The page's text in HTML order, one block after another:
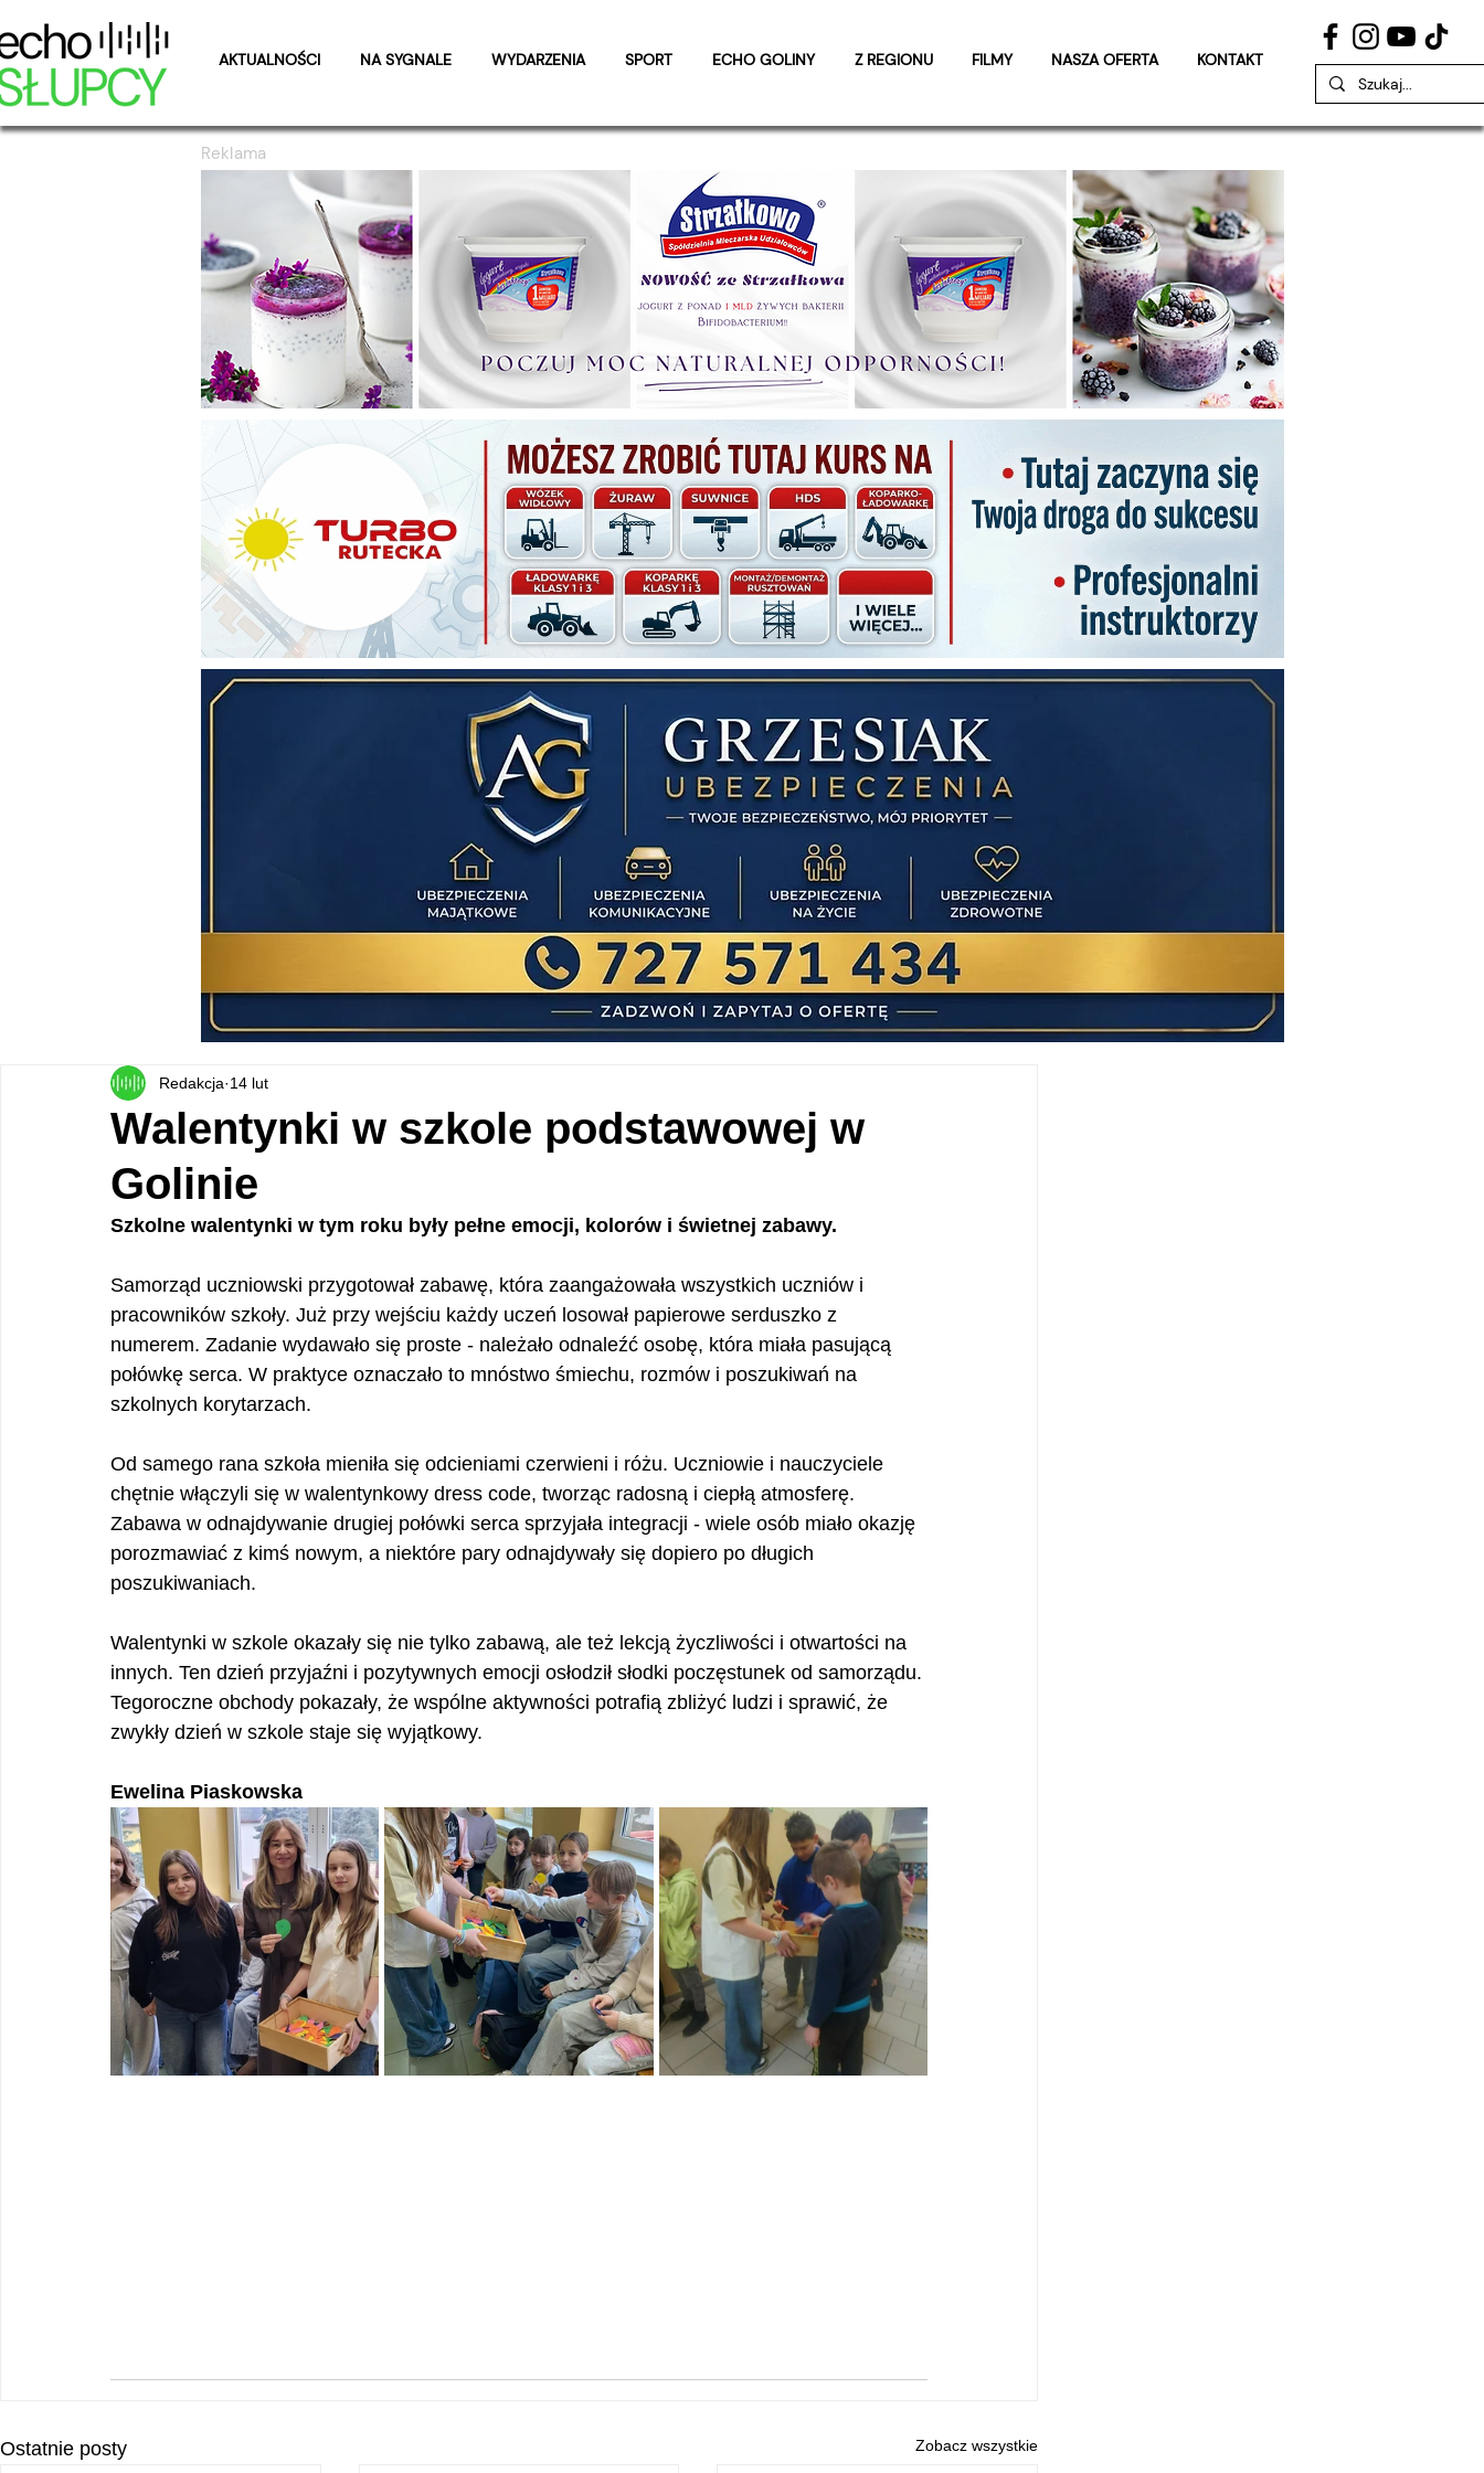
AKTUALNOŚCI NA SYGNALE WYDARZENIA SPORT ECHO GOLINY Z REGIONU FILMY NASZA OFERTA KONTAKT
Reklama
Walentynki w szkole podstawowej w
Golinie
Redakcja 14 lut
Szkolne walentynki w tym roku były pełne emocji, kolorów i świetnej zabawy.
Samorząd uczniowski przygotował zabawę, która zaangażowała wszystkich uczniów i
pracowników szkoły. Już przy wejściu każdy uczeń losował papierowe serduszko z
numerem. Zadanie wydawało się proste - należało odnaleźć osobę, która miała pasującą
połówkę serca. W praktyce oznaczało to mnóstwo śmiechu, rozmów i poszukiwań na
szkolnych korytarzach.
Od samego rana szkoła mieniła się odcieniami czerwieni i różu. Uczniowie i nauczyciele
chętnie włączyli się w walentynkowy dress code, tworząc radosną i ciepłą atmosferę.
Zabawa w odnajdywanie drugiej połówki serca sprzyjała integracji - wiele osób miało okazję
porozmawiać z kimś nowym, a niektóre pary odnajdywały się dopiero po długich
poszukiwaniach.
Walentynki w szkole okazały się nie tylko zabawą, ale też lekcją życzliwości i otwartości na
innych. Ten dzień przyjaźni i pozytywnych emocji osłodził słodki poczęstunek od samorządu.
Tegoroczne obchody pokazały, że wspólne aktywności potrafią zbliżyć ludzi i sprawić, że
zwykły dzień w szkole staje się wyjątkowy.
Ewelina Piaskowska
Ostatnie posty Zobacz wszystkie